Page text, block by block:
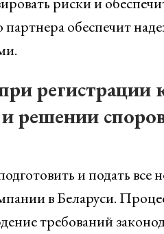
обеспечит
регистрации
решении
и подать
в Беларуси.
требований